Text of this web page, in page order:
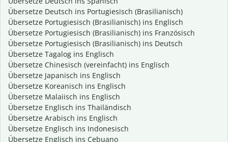
Übersetze Deutsch ins Portugiesisch (Brasilianisch)
Übersetze Portugiesisch (Brasilianisch) ins Englisch
Übersetze Portugiesisch (Brasilianisch) ins Französisch
Übersetze Portugiesisch (Brasilianisch) ins Deutsch
Übersetze Tagalog ins Englisch
Übersetze Chinesisch (vereinfacht) ins Englisch
Übersetze Japanisch ins Englisch
Übersetze Koreanisch ins Englisch
Übersetze Malaiisch ins Englisch
Übersetze Englisch ins Thailändisch
Übersetze Arabisch ins Englisch
Übersetze Englisch ins Indonesisch
Übersetze Englisch ins Cebuano